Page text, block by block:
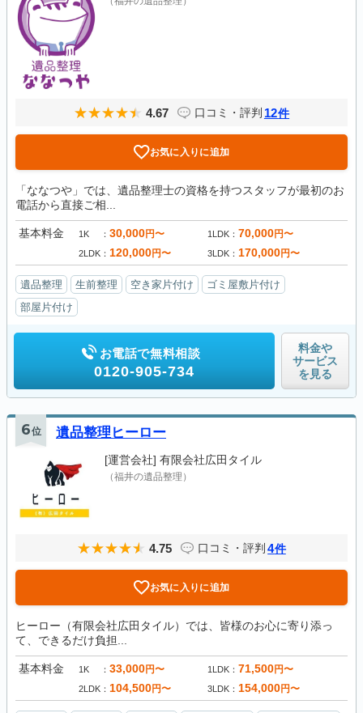
4.67 口コミ・評判 12件
お気に入りに追加
「ななつや」では、遺品整理士の資格を持つスタッフが最初のお
電話から直接ご相...
基本料金 1K 30,000円〜 1LDK 70,000円〜
2LDK 120,000円〜 3LDK 170,000円〜
遺品整理 生前整理 空き家片付け
ゴミ屋敷片付け
部屋片付け
お電話で無料相談
0120-905-734
料金や
サービス
を見る
6位 遺品整理ヒーロー
[運営会社] 有限会社広田タイル
（福井の遺品整理）
4.75 口コミ・評判 4件
お気に入りに追加
ヒーロー（有限会社広田タイル）では、皆様のお心に寄り添っ
て、できるだけ負担...
基本料金 1K 33,000円〜 1LDK 71,500円〜
2LDK 104,500円〜 3LDK 154,000円〜